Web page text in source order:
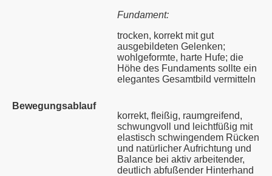
Fundament:
trocken, korrekt mit gut
ausgebildeten Gelenken;
wohlgeformte, harte Hufe; die
Höhe des Fundaments sollte ein
elegantes Gesamtbild vermitteln
Bewegungsablauf
korrekt, fleißig, raumgreifend,
schwungvoll und leichtfüßig mit
elastisch schwingendem Rücken
und natürlicher Aufrichtung und
Balance bei aktiv arbeitender,
deutlich abfußender Hinterhand